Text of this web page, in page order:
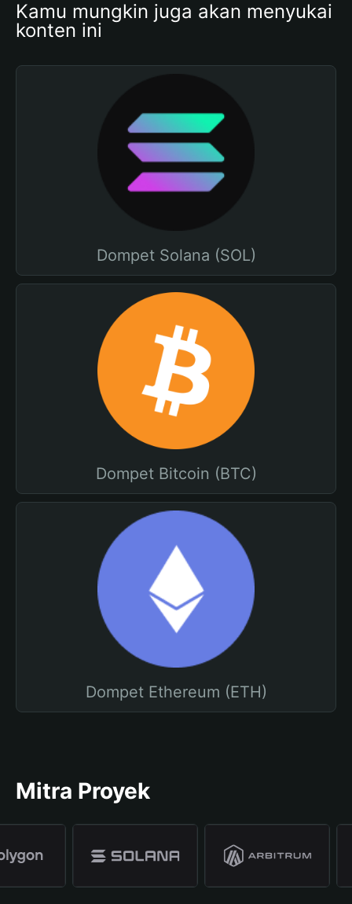
Kamu mungkin juga akan menyukai
konten ini
Dompet Solana (SOL)
Dompet Bitcoin (BTC)
Dompet Ethereum (ETH)
Mitra Proyek